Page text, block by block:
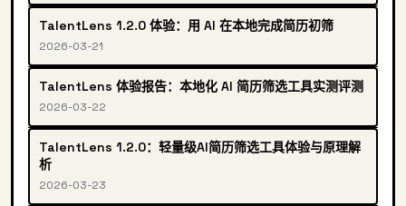
TalentLens 1.2.0 体验：用 AI 在本地完成简历初筛
2026-03-21
TalentLens 体验报告：本地化 AI 简历筛选工具实测评测
2026-03-22
TalentLens 1.2.0：轻量级AI简历筛选工具体验与原理解
析
2026-03-23